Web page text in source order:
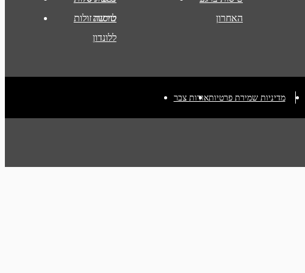
לורשה
טיסות זולות
ללונדון
האחרון
אודות צברמדיניות שמירת פרטיות